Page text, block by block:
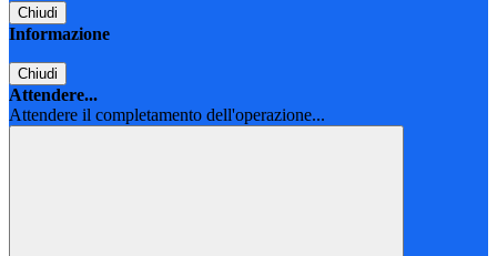
Chiudi
Informazione
Chiudi
Attendere...
Attendere il completamento dell'operazione...